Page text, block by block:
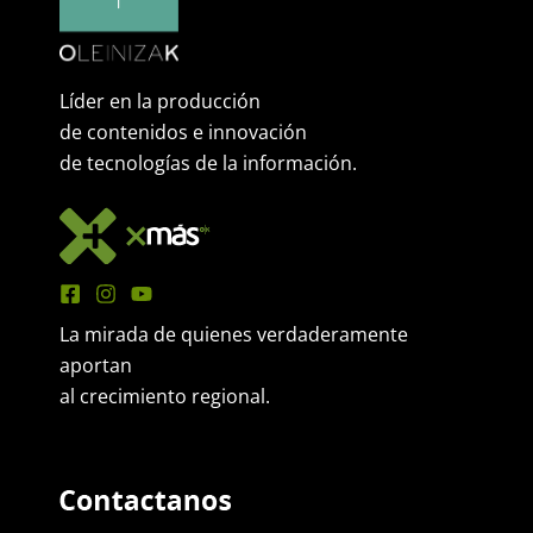
Líder en la producción
de contenidos e innovación
de tecnologías de la información.
La mirada de quienes verdaderamente
aportan
al crecimiento regional.